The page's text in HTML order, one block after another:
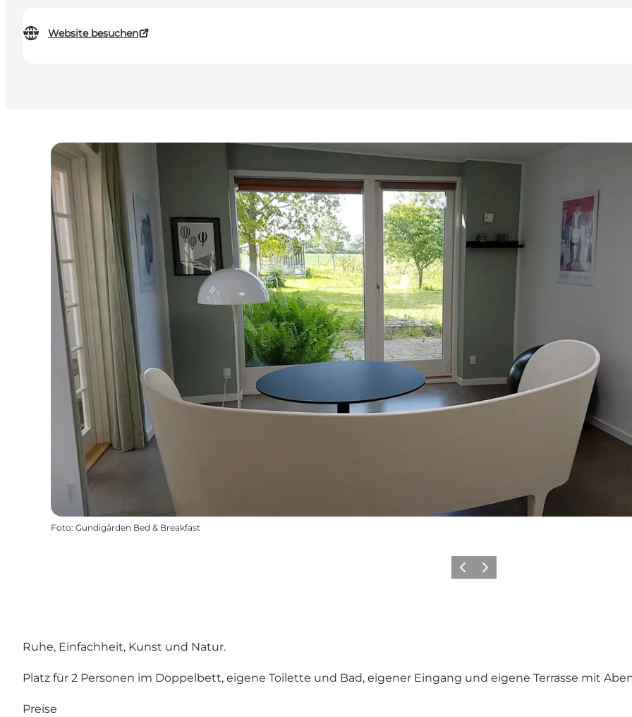
Website besuchen
Foto: Gundigården Bed & Breakfast
Vorherige Folie
Nächste Folie
Ruhe, Einfachheit, Kunst und Natur.
Platz für 2 Personen im Doppelbett, eigene Toilette und Bad, eigener Eingang und eigene Terrasse mit
Preise